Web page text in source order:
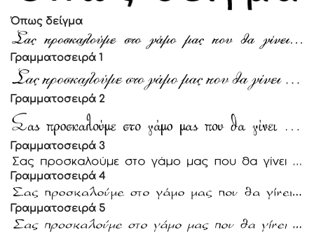
Όπως δείγμα
Γραμματοσειρά 1
Γραμματοσειρά 2
Γραμματοσειρά 3
Γραμματοσειρά 4
Γραμματοσειρά 5